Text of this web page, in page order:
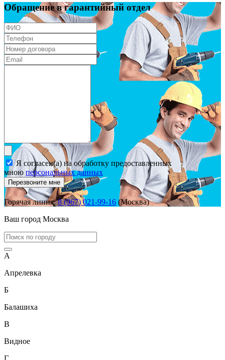
Обращение в гарантийный отдел
Я согласен(а) на обработку предоставленных
мною персональных данных
Перезвоните мне
Горячая линия:8 (967) 021-99-16 (Москва)
Ваш город Москва
А
Апрелевка
Б
Балашиха
В
Видное
Г